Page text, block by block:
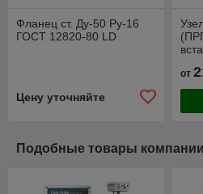
Фланец ст. Ду-50 Ру-16
ГОСТ 12820-80 LD
Цену уточняйте
от
Подобные товары компании